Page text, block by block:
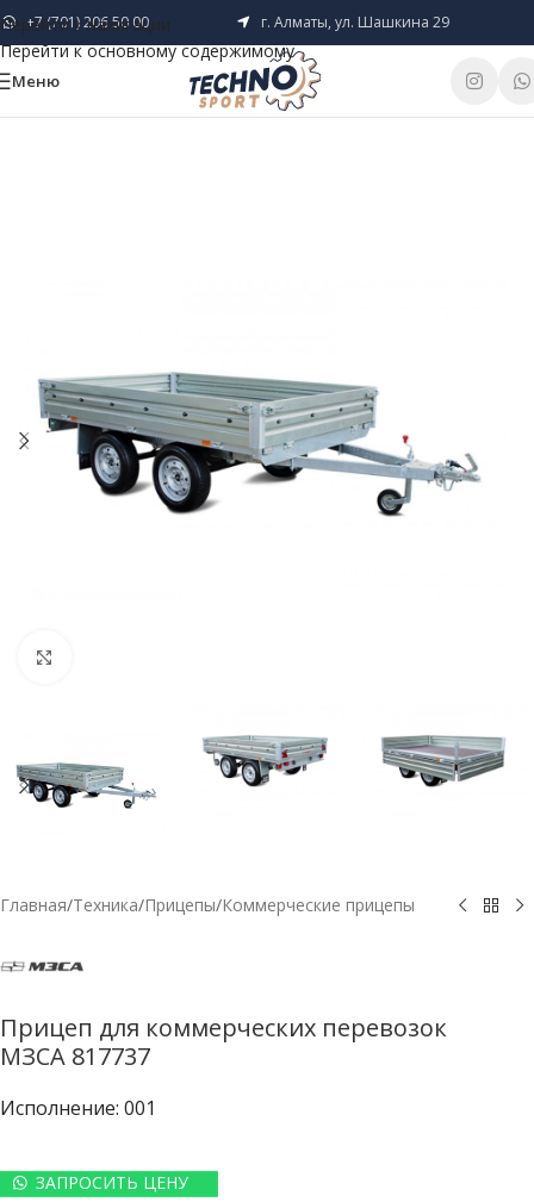
Перейти к навигации
Перейти к основному содержимому
+7 (701) 206 50 00 г. Алматы, ул. Шашкина 29
Меню
Главная/Техника/Прицепы/Коммерческие прицепы
Прицеп для коммерческих перевозок
МЗСА 817737
Исполнение: 001
ЗАПРОСИТЬ ЦЕНУ